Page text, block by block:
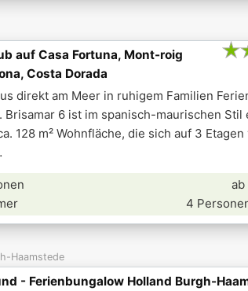
★
auf Casa Fortuna, Mont-roig
Costa Dorada
direkt am Meer in ruhigem Familien
Brisamar 6 ist im spanisch-maurischen Stil
128 m² Wohnfläche, die sich auf 3
ab
4
Haamstede
- Ferienbungalow Holland Burgh-